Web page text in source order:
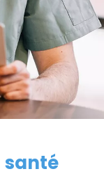
santé